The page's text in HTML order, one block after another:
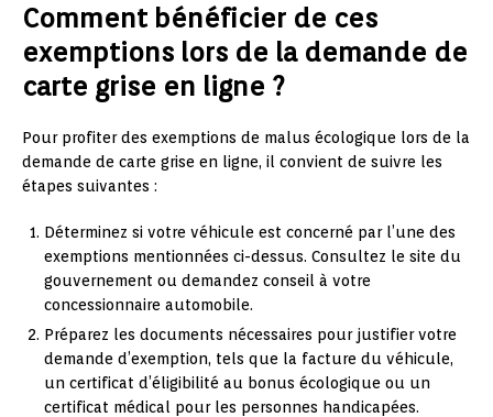
Comment bénéficier de ces
exemptions lors de la demande de
carte grise en ligne ?
Pour profiter des exemptions de malus écologique lors de la
demande de carte grise en ligne, il convient de suivre les
étapes suivantes :
Déterminez si votre véhicule est concerné par l’une des
exemptions mentionnées ci-dessus. Consultez le site du
gouvernement ou demandez conseil à votre
concessionnaire automobile.
Préparez les documents nécessaires pour justifier votre
demande d’exemption, tels que la facture du véhicule,
un certificat d’éligibilité au bonus écologique ou un
certificat médical pour les personnes handicapées.